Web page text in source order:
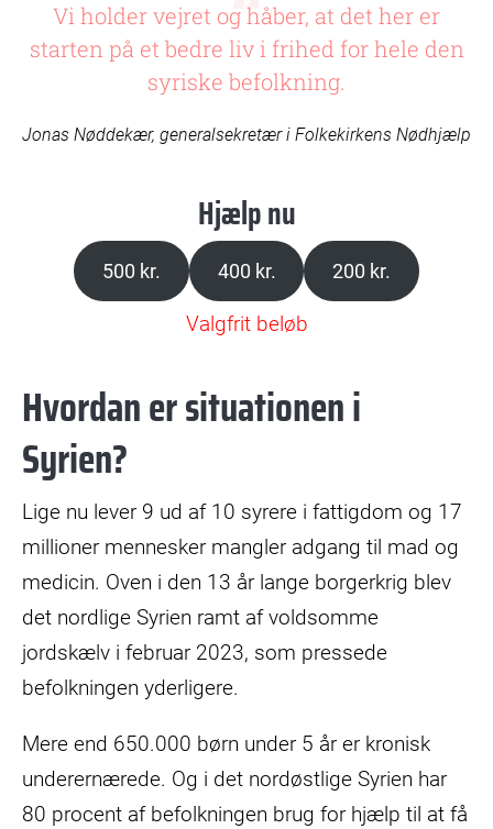
Vi holder vejret og håber, at det her er
starten på et bedre liv i frihed for hele den
syriske befolkning.
Jonas Nøddekær, generalsekretær i Folkekirkens Nødhjælp
Hjælp nu
500 kr. 400 kr. 200 kr.
Valgfrit beløb
Hvordan er situationen i
Syrien?
Lige nu lever 9 ud af 10 syrere i fattigdom og 17
millioner mennesker mangler adgang til mad og
medicin. Oven i den 13 år lange borgerkrig blev
det nordlige Syrien ramt af voldsomme
jordskælv i februar 2023, som pressede
befolkningen yderligere.
Mere end 650.000 børn under 5 år er kronisk
underernærede. Og i det nordøstlige Syrien har
80 procent af befolkningen brug for hjælp til at få